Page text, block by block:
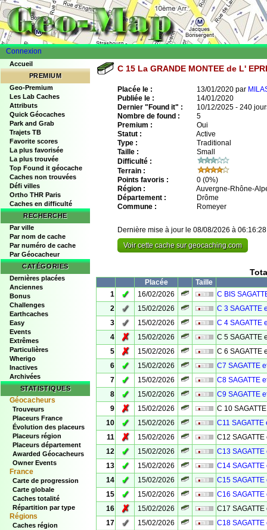
Connexion
Accueil
PREMIUM
Geo-Premium
Les Lab Caches
Attributs
Quick Géocaches
Park and Grab
Trajets TB
Favorite scores
La plus favorisée
La plus trouvée
Top Found it géocache
Caches non trouvées
Défi villes
Ortho THR Paris
Caches en difficulté
RECHERCHE
Par ville
Par nom de cache
Par numéro de cache
Par Géocacheur
CATÉGORIES
Dernières placées
Anciennes
Bonus
Challenges
Earthcaches
Easy
Events
Extrêmes
Particulières
Wherigo
Inactives
Archivées
STATISTIQUES
Géocacheurs
Trouveurs
Placeurs France
Évolution des placeurs
Placeurs région
Placeurs département
Awarded Géocacheurs
Owner Events
France
Carte de progression
Carte globale
Caches totalité
Répartition par type
Régions
Caches région
C 15 La GRANDE MONTEE de L'
Placée le : 13/01/2020 par
Publiée le :
14/01/2020
Dernier "Found it" :
10/12/2025 - 240
Nombre de found :
5
Premium :
Oui
Statut :
Active
Type :
Traditional
Taille :
Small
Difficulté :
Terrain :
Points favoris :
0 (0%)
Région :
Auvergne-Rhône-
Département :
Drôme
Commune :
Romeyer
Dernière mise à jour le 08/08/2026 à 06:16:28
Voir cette cache sur geocaching.com
Placée
Taille
1
✓ 16/02/2026
C BIS
2
✓ 15/02/2026
C 3 SAGATTE
3
✓ 15/02/2026
C 4 SAGATTE
4
✗ 15/02/2026
C 5 SAGATTE
5
✗ 15/02/2026
C 6 SAGATTE
6
✓ 15/02/2026
C7 SAGATTE
7
✓ 15/02/2026
C8 SAGATTE
8
✓ 15/02/2026
C9 SAGATTE
9
✗ 15/02/2026
C 10
10
✓ 15/02/2026
C11 SAGATTE
11
✗ 15/02/2026
C12 SAGATTE
12
✓ 15/02/2026
C13 SAGATTE
13
✓ 15/02/2026
C14 SAGATTE
14
✓ 15/02/2026
C15 SAGATTE
15
✓ 15/02/2026
C16 SAGATTE
16
✗ 15/02/2026
C17 SAGATTE
17
✓ 15/02/2026
C18 SAGATTE